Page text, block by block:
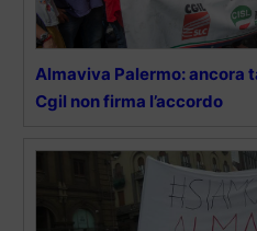
Almaviva Palermo: ancora
Cgil non firma l’accordo